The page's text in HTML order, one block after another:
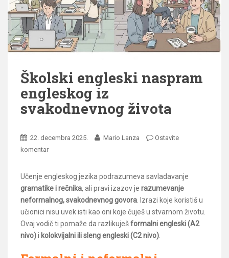
Školski engleski naspram
engleskog iz
svakodnevnog života
22. decembra 2025. Mario Lanza
Ostavite
komentar
Učenje engleskog jezika podrazumeva savladavanje
gramatike i rečnika, ali pravi izazov je razumevanje
neformalnog, svakodnevnog govora . Izrazi koje koristiš u
učionici nisu uvek isti kao oni koje čuješ u stvarnom životu.
Ovaj vodič ti pomaže da razlikuješformalni engleski (A2
nivo)i kolokvijalni ili sleng engleski (C2 nivo)